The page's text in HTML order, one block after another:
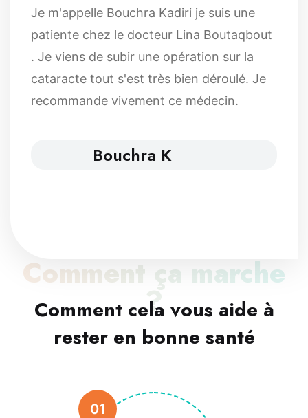
Je m'appelle Bouchra Kadiri je suis une
patiente chez le docteur Lina Boutaqbout
. Je viens de subir une opération sur la
cataracte tout s'est très bien déroulé. Je
recommande vivement ce médecin.
Bouchra K
Comment ça marche
?
Comment cela vous aide à
rester en bonne santé
01